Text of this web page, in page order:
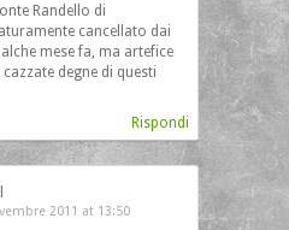
Randello di
cancellato dai
mese fa, ma artefice
degne di questi
Rispondi
2011 at 13:50